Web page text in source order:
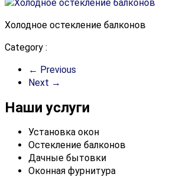
Холодное остекление балконов
Category :
← Previous
Next →
Наши услуги
Установка окон
Остекление балконов
Дачные бытовки
Оконная фурнитура